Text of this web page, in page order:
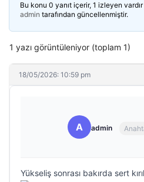
Bu konu 0 yanıt içerir, 1 izleyen
admin tarafından güncellenmiştir.
1 yazı görüntüleniyor (toplam 1)
18/05/2026: 10:59 pm
A admin
Yükseliş sonrası bakırda sert